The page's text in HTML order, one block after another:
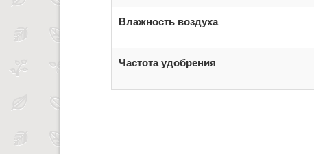
Влажность воздуха
Частота удобрения